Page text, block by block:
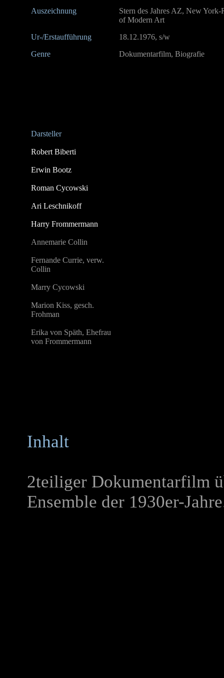
Auszeichnung
Stern des Jahres AZ, New
of Modern Art
Ur-/Erstaufführung
18.12.1976, s/w
Genre
Dokumentarfilm, Biografie
Darsteller
Robert Biberti
Erwin Bootz
Roman Cycowski
Ari Leschnikoff
Harry Frommermann
Annemarie Collin
Fernande Currie, verw.
Collin
Marry Cycowski
Marion Kiss, gesch.
Frohman
Erika von Späth, Ehefrau
von Frommermann
Inhalt
2teiliger Dokumentarfilm
Ensemble der 1930er-